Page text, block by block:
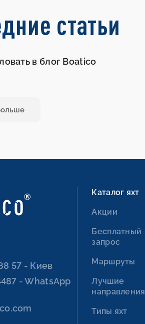
статьи
в блог Boatico
57 - Киев
- WhatsApp
Каталог яхт
Акции
Бесплатный
запрос
Маршруты
Лучшие
направления
Типы яхт